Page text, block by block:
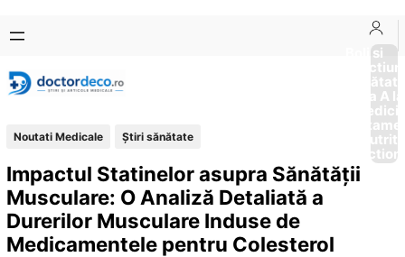
conținut
content
Boli si
Afectiuni
Sănătate
de la A
Noutati Medicale Ştiri sănătate
Impactul Statinelor asupra Sănătății
Musculare: O Analiză Detaliată a
Durerilor Musculare Induse de
Medicamentele pentru Colesterol